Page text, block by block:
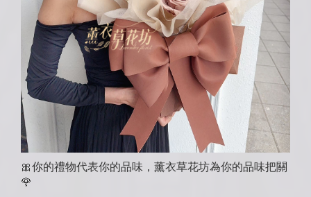
🎀你的禮物代表你的品味，薰衣草花坊為你的品味把關
🌹